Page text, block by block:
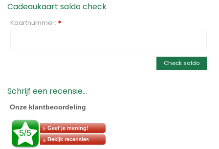
Cadeaukaart saldo check
Kaartnummer: *
Check saldo
Schrijf een recensie...